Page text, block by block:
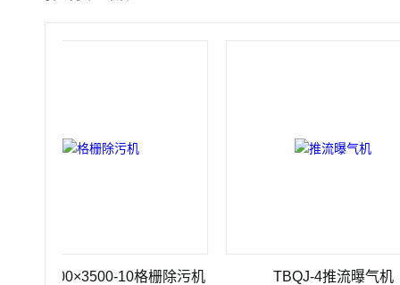
10格栅除污机 TBQJ-4推流曝气机